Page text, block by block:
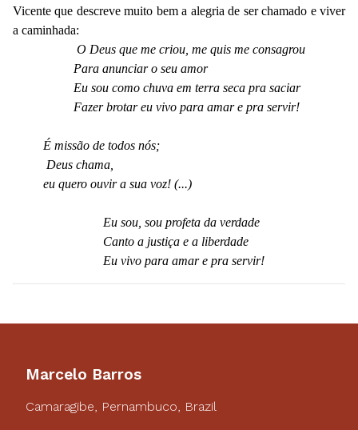
Vicente que descreve muito bem a alegria de ser chamado e viver
a caminhada:
O Deus que me criou, me quis me consagrou
Para anunciar o seu amor
Eu sou como chuva em terra seca pra saciar
Fazer brotar eu vivo para amar e pra servir!
É missão de todos nós;
Deus chama,
eu quero ouvir a sua voz! (...)
Eu sou, sou profeta da verdade
Canto a justiça e a liberdade
Eu vivo para amar e pra servir!
Marcelo Barros
Camaragibe, Pernambuco, Brazil